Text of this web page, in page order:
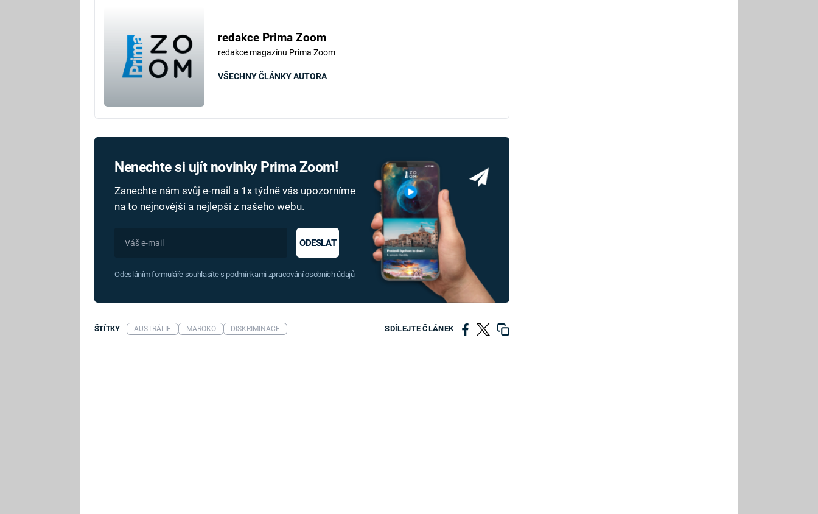
redakce Prima Zoom
redakce magazínu Prima Zoom
VŠECHNY ČLÁNKY AUTORA
Nenechte si ujít novinky Prima Zoom!
Zanechte nám svůj e-mail a 1x týdně vás upozorníme
na to nejnovější a nejlepší z našeho webu.
ODESLAT
Odesláním formuláře souhlasíte s podmínkami zpracování osobních údajů
SDÍLEJTE ČLÁNEK
ŠTÍTKY AUSTRÁLIE MAROKO DISKRIMINACE